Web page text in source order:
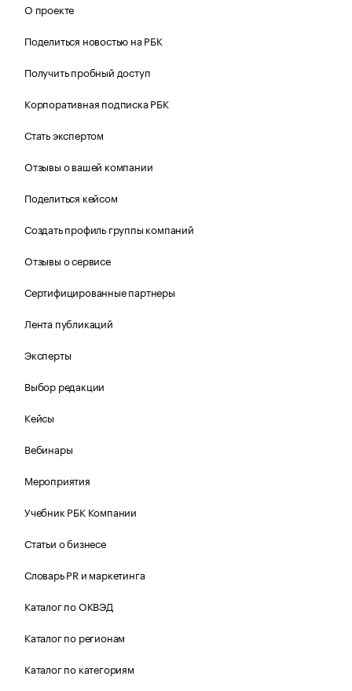
О проекте
Поделиться новостью на РБК
Получить пробный доступ
Корпоративная подписка РБК
Стать экспертом
Отзывы о вашей компании
Поделиться кейсом
Создать профиль группы компаний
Отзывы о сервисе
Сертифицированные партнеры
Лента публикаций
Эксперты
Выбор редакции
Кейсы
Вебинары
Мероприятия
Учебник РБК Компании
Статьи о бизнесе
Словарь PR и маркетинга
Каталог по ОКВЭД
Каталог по регионам
Каталог по категориям